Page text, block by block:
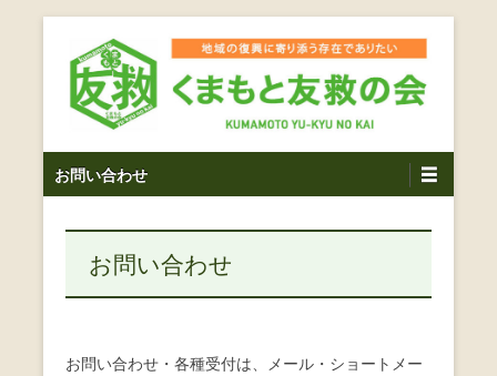
へ
ス
くまもと友救の会｜地域
の復興に寄り添う存在で
ありたい｜熊本県上益城
郡益城町｜災害ボランテ
し代表松岡亮太を中心に、熊本地震発生直後から被災者の
復興・生活再建を目的に活動しているボランティア団体で
イ
お問い合わせ
お問い合わせ
お問い合わせ・各種受付は、メール・ショートメー